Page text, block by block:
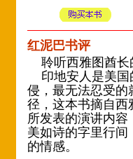
红泥巴书评
聆听西雅图酋长
印地安人是美国
侵，最无法忍受的
径，这本书摘自西
所发表的演讲内
美如诗的字里行
的情感。